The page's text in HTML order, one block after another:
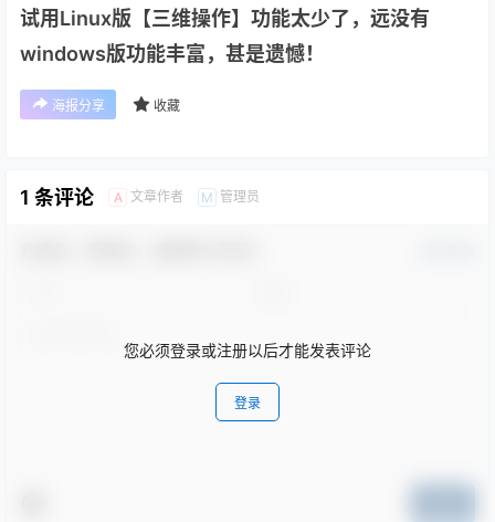
试用Linux版【三维操作】功能太少了，远没有
windows版功能丰富，甚是遗憾！
海报分享 收藏
1 条评论 A 文章作者 M 管理员
您必须登录或注册以后才能发表评论
登录